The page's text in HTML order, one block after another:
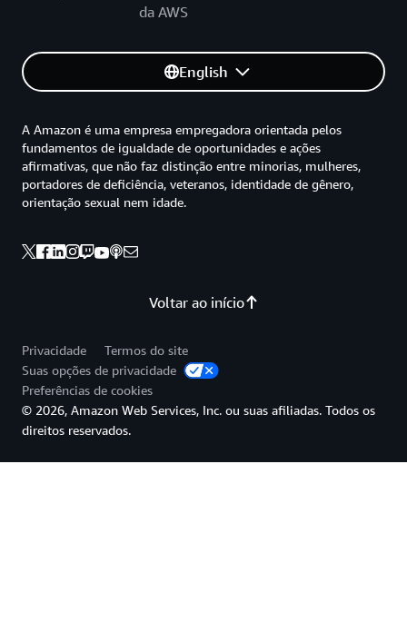
da AWS
English
Voltar ao início
A Amazon é uma empresa empregadora orientada pelos
fundamentos de igualdade de oportunidades e ações
afirmativas, que não faz distinção entre minorias, mulheres,
portadores de deficiência, veteranos, identidade de gênero,
orientação sexual nem idade.
Privacidade
Termos do site
Suas opções de privacidade
Preferências de cookies
© 2026, Amazon Web Services, Inc. ou suas afiliadas. Todos os
direitos reservados.